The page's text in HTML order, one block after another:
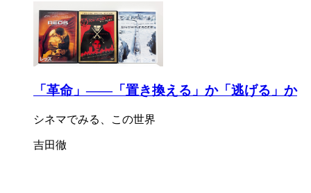
「革命」――「置き換える」か「逃げる」か
シネマでみる、この世界
吉田徹